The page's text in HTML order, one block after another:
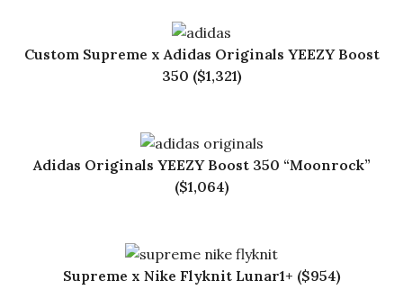
Custom Supreme x Adidas Originals YEEZY Boost
350 ($1,321)
Adidas Originals YEEZY Boost 350 “Moonrock”
($1,064)
Supreme x Nike Flyknit Lunar1+ ($954)